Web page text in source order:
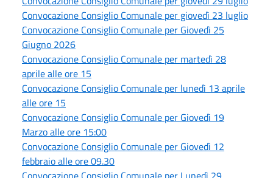
Convocazione Consiglio Comunale per giovedì 23 luglio
Convocazione Consiglio Comunale per Giovedì 25
Giugno 2026
Convocazione Consiglio Comunale per martedì 28
aprile alle ore 15
Convocazione Consiglio Comunale per lunedì 13 aprile
alle ore 15
Convocazione Consiglio Comunale per Giovedì 19
Marzo alle ore 15:00
Convocazione Consiglio Comunale per Giovedì 12
febbraio alle ore 09.30